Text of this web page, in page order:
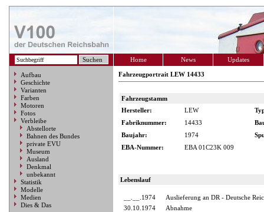
Home News Updates
Aufbau
Geschichte
Varianten
Farben
Motoren
Fotos
Verbleibe
Abstellorte
Bahnen des Bundes
private EVU
Museum
Ausland
Denkmal
unbekannt
Statistik
Modelle
Medien
Dies & Das
Fahrzeugportrait LEW 14433
Fahrzeugstamm
Hersteller:
LEW
Fabriknummer:
14433
Baujahr:
1974
EBA-Nummer:
EBA 01C23K 009
Lebenslauf
__.__.1974
Auslieferung an DR - Deutsche
30.10.1974
Abnahme